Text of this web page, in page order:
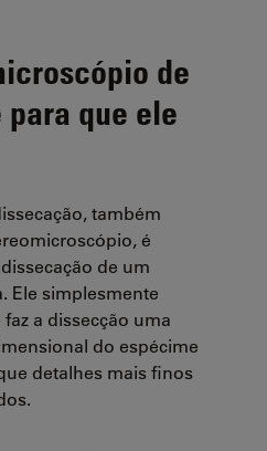
de
que ele
também
é
de um
Ele simplesmente
a dissecção uma
do espécime
detalhes mais finos